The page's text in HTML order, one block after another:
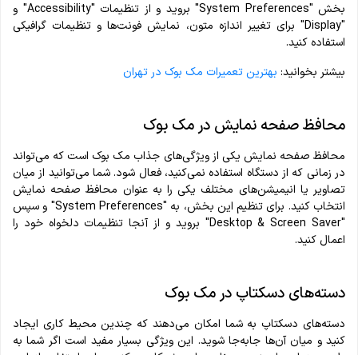
بخش "System Preferences" بروید و از تنظیمات "Accessibility" و
"Display" برای تغییر اندازه متون، نمایش فونت‌ها و تنظیمات گرافیکی
استفاده کنید.
بیشتر بخوانید: بهترین تعمیرات مک بوک در تهران
محافظ صفحه نمایش در مک بوک
محافظ صفحه نمایش یکی از ویژگی‌های جذاب مک بوک است که می‌تواند
در زمانی که از دستگاه استفاده نمی‌کنید، فعال شود. شما می‌توانید از میان
تصاویر یا انیمیشن‌های مختلف یکی را به عنوان محافظ صفحه نمایش
انتخاب کنید. برای تنظیم این بخش، به "System Preferences" و سپس
"Desktop & Screen Saver" بروید و از آنجا تنظیمات دلخواه خود را
اعمال کنید.
دسته‌های دسکتاپ در مک بوک
دسته‌های دسکتاپ به شما امکان می‌دهند که چندین محیط کاری ایجاد
کنید و میان آن‌ها جابه‌جا شوید. این ویژگی بسیار مفید است اگر شما به